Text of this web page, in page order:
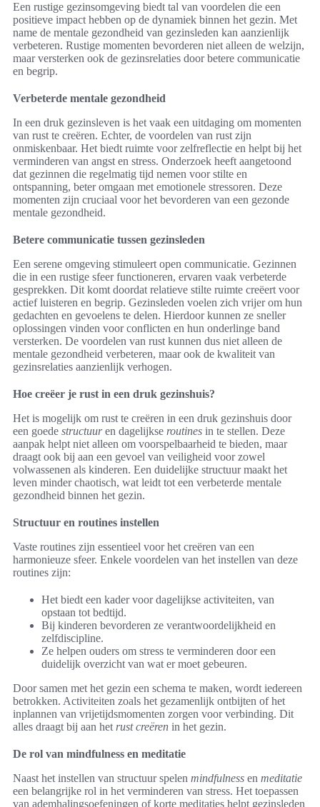
Een rustige gezinsomgeving biedt tal van voordelen die een
positieve impact hebben op de dynamiek binnen het gezin. Met
name de mentale gezondheid van gezinsleden kan aanzienlijk
verbeteren. Rustige momenten bevorderen niet alleen de welzijn,
maar versterken ook de gezinsrelaties door betere communicatie
en begrip.
Verbeterde mentale gezondheid
In een druk gezinsleven is het vaak een uitdaging om momenten
van rust te creëren. Echter, de voordelen van rust zijn
onmiskenbaar. Het biedt ruimte voor zelfreflectie en helpt bij het
verminderen van angst en stress. Onderzoek heeft aangetoond
dat gezinnen die regelmatig tijd nemen voor stilte en
ontspanning, beter omgaan met emotionele stressoren. Deze
momenten zijn cruciaal voor het bevorderen van een gezonde
mentale gezondheid.
Betere communicatie tussen gezinsleden
Een serene omgeving stimuleert open communicatie. Gezinnen
die in een rustige sfeer functioneren, ervaren vaak verbeterde
gesprekken. Dit komt doordat relatieve stilte ruimte creëert voor
actief luisteren en begrip. Gezinsleden voelen zich vrijer om hun
gedachten en gevoelens te delen. Hierdoor kunnen ze sneller
oplossingen vinden voor conflicten en hun onderlinge band
versterken. De voordelen van rust kunnen dus niet alleen de
mentale gezondheid verbeteren, maar ook de kwaliteit van
gezinsrelaties aanzienlijk verhogen.
Hoe creëer je rust in een druk gezinshuis?
Het is mogelijk om rust te creëren in een druk gezinshuis door
een goede structuuren dagelijkse routines in te stellen. Deze
aanpak helpt niet alleen om voorspelbaarheid te bieden, maar
draagt ook bij aan een gevoel van veiligheid voor zowel
volwassenen als kinderen. Een duidelijke structuur maakt het
leven minder chaotisch, wat leidt tot een verbeterde mentale
gezondheid binnen het gezin.
Structuur en routines instellen
Vaste routines zijn essentieel voor het creëren van een
harmonieuze sfeer. Enkele voordelen van het instellen van deze
routines zijn:
Het biedt een kader voor dagelijkse activiteiten, van
opstaan tot bedtijd.
Bij kinderen bevorderen ze verantwoordelijkheid en
zelfdiscipline.
Ze helpen ouders om stress te verminderen door een
duidelijk overzicht van wat er moet gebeuren.
Door samen met het gezin een schema te maken, wordt iedereen
betrokken. Activiteiten zoals het gezamenlijk ontbijten of het
inplannen van vrijetijdsmomenten zorgen voor verbinding. Dit
alles draagt bij aan het rust creëren in het gezin.
De rol van mindfulness en meditatie
Naast het instellen van structuur spelen mindfulness en meditatie
een belangrijke rol in het verminderen van stress. Het toepassen
van ademhalingsoefeningen of korte meditaties helpt gezinsleden